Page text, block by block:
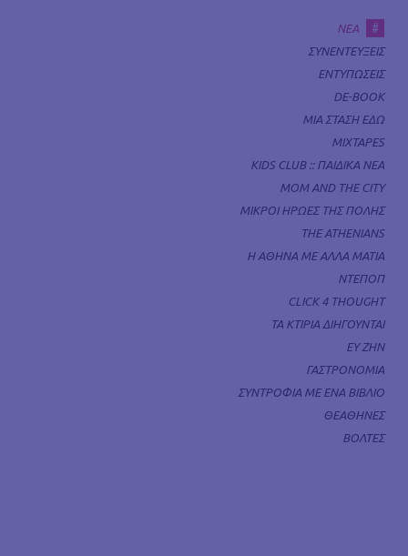
ΝΕΑ #
ΣΥΝΕΝΤΕΥΞΕΙΣ
ΕΝΤΥΠΩΣΕΙΣ
DE-BOOK
ΜΙΑ ΣΤΑΣΗ ΕΔΩ
MIXTAPES
KIDS CLUB :: ΠΑΙΔΙΚΑ ΝΕΑ
MOM AND THE CITY
ΜΙΚΡΟΙ ΗΡΩΕΣ ΤΗΣ ΠΟΛΗΣ
THE ATHENIANS
Η ΑΘΗΝΑ ΜΕ ΑΛΛΑ ΜΑΤΙΑ
ΝΤΕΠΟΠ
CLICK 4 THOUGHT
ΤΑ ΚΤΙΡΙΑ ΔΙΗΓΟΥΝΤΑΙ
ΕΥ ΖΗΝ
ΓΑΣΤΡΟΝΟΜΙΑ
ΣΥΝΤΡΟΦΙΑ ΜΕ ΕΝΑ ΒΙΒΛΙΟ
ΘΕΑΘΗΝΕΣ
ΒΟΛΤΕΣ